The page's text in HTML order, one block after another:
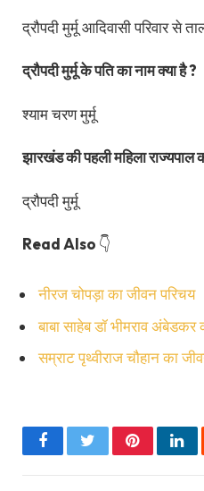
द्रौपदी मुर्मू आदिवासी परिवार से
द्रौपदी मुर्मू के पति का नाम क्या है ?
श्याम चरण मुर्मू
झारखंड की पहली महिला राज्यपाल
द्रौपदी मुर्मू
Read Also 👇
नीरज चोपड़ा का जीवन परिचय
बाबा साहेब डॉ भीमराव अंबेडकर
सम्राट पृथ्वीराज चौहान का
FacebookTwitterPinterest